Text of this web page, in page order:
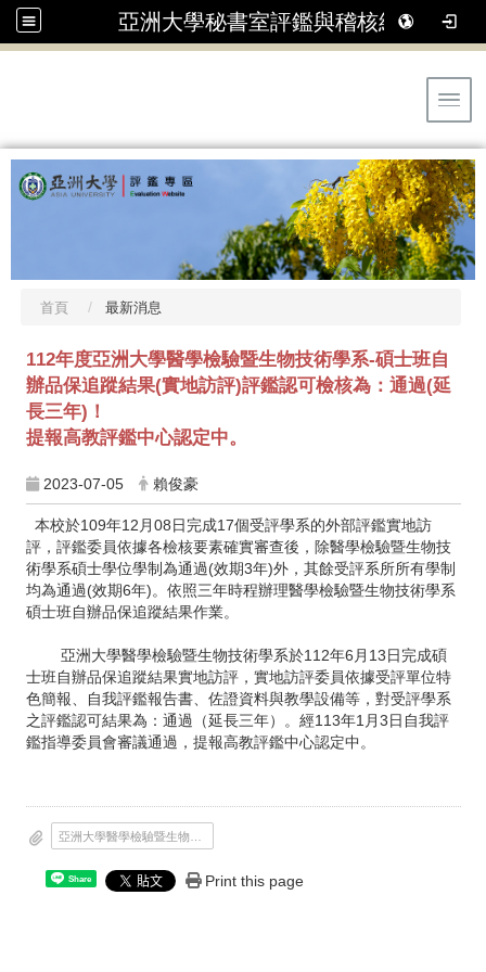
亞洲大學秘書室評鑑與稽核組
首頁 最新消息
112年度亞洲大學醫學檢驗暨生物技術學系-碩士班自
辦品保追蹤結果(實地訪評)評鑑認可檢核為：通過(延
長三年)！
提報高教評鑑中心認定中。
2023-07-05 賴俊豪
本校於109年12月08日完成17個受評學系的外部評鑑實地訪
評，評鑑委員依據各檢核要素確實審查後，除醫學檢驗暨生物技
術學系碩士學位學制為通過(效期3年)外，其餘受評系所所有學制
均為通過(效期6年)。依照三年時程辦理醫學檢驗暨生物技術學系
碩士班自辦品保追蹤結果作業。
亞洲大學醫學檢驗暨生物技術學系於112年6月13日完成碩
士班自辦品保追蹤結果實地訪評，實地訪評委員依據受評單位特
色簡報、自我評鑑報告書、佐證資料與教學設備等，對受評學系
之評鑑認可結果為：通過（延長三年）。經113年1月3日自我評
鑑指導委員會審議通過，提報高教評鑑中心認定中。
Share Print this page